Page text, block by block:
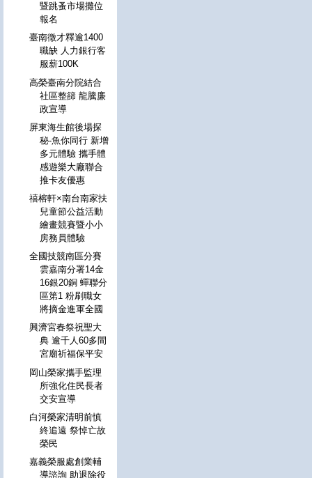
暨跳蚤市場攤位
報名
臺南徵才釋逾1400
職缺 人力銀行客
服薪100K
高榮臺南分院結合
社區整篩 龍騰廉
政宣導
屏東海生館後場探
秘-魚你同行 新增
多元體驗 攜手體
感遊樂大廠聯合
推卡友優惠
禧榕軒×南台南家扶
兒童節公益活動
繪畫競賽暨小小
房務員體驗
全國技競南區分賽
雲嘉南分署14金
16銀20銅 蟬聯分
區第1 粉刷職女
將摘金進軍全國
興濟宮春祭祝聖大
典 逾千人60多間
宮廟祈福保平安
岡山榮家攜手監理
所強化住民長者
交安宣導
白河榮家清明前慎
終追遠 祭悼亡故
榮民
嘉義榮服處創業輔
導諮詢 助退除役